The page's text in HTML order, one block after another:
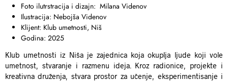
Foto ilutrstracija i dizajn: Milana Videnov
Ilustracija: Nebojša Videnov
Klijent: Klub umetnosti, Niš
Godina: 2025
Klub umetnosti iz Niša je zajednica koja okuplja ljude koji vole
umetnost, stvaranje i razmenu ideja. Kroz radionice, projekte i
kreativna druženja, stvara prostor za učenje, eksperimentisanje i